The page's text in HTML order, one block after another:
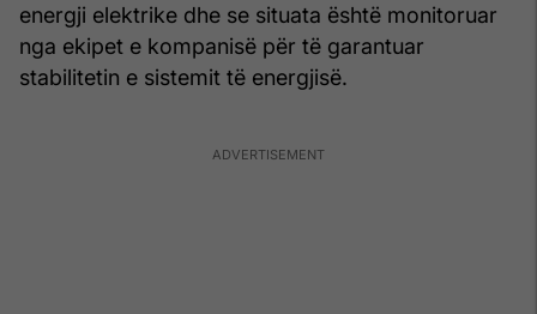
energji elektrike dhe se situata është monitoruar
nga ekipet e kompanisë për të garantuar
stabilitetin e sistemit të energjisë.